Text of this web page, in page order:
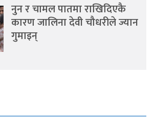
नुन र चामल पातमा राखिदिएकै
कारण जालिना देवी चौधरीले ज्यान
गुमाइन्